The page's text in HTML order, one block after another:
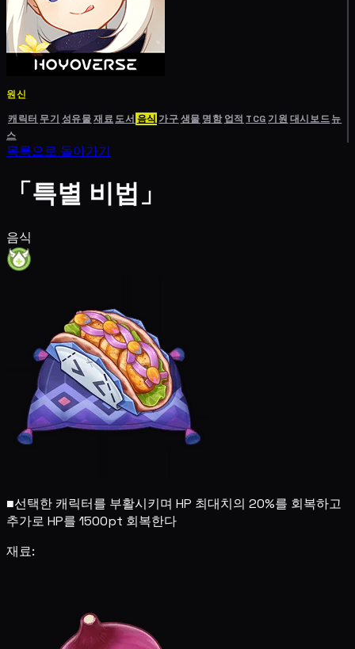
원신
캐릭터 무기 성유물재료도서 음식 가구생물 명함 업적 TCG기원 대시보드뉴
스
목록으로 돌아가기
「특별 비법」
음식
■선택한 캐릭터를 부활시키며 HP 최대치의 20%를 회복하고
추가로 HP를 1500pt 회복한다
재료: